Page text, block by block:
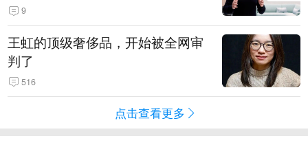
9
王虹的顶级奢侈品，开始被全网审
判了
516
点击查看更多